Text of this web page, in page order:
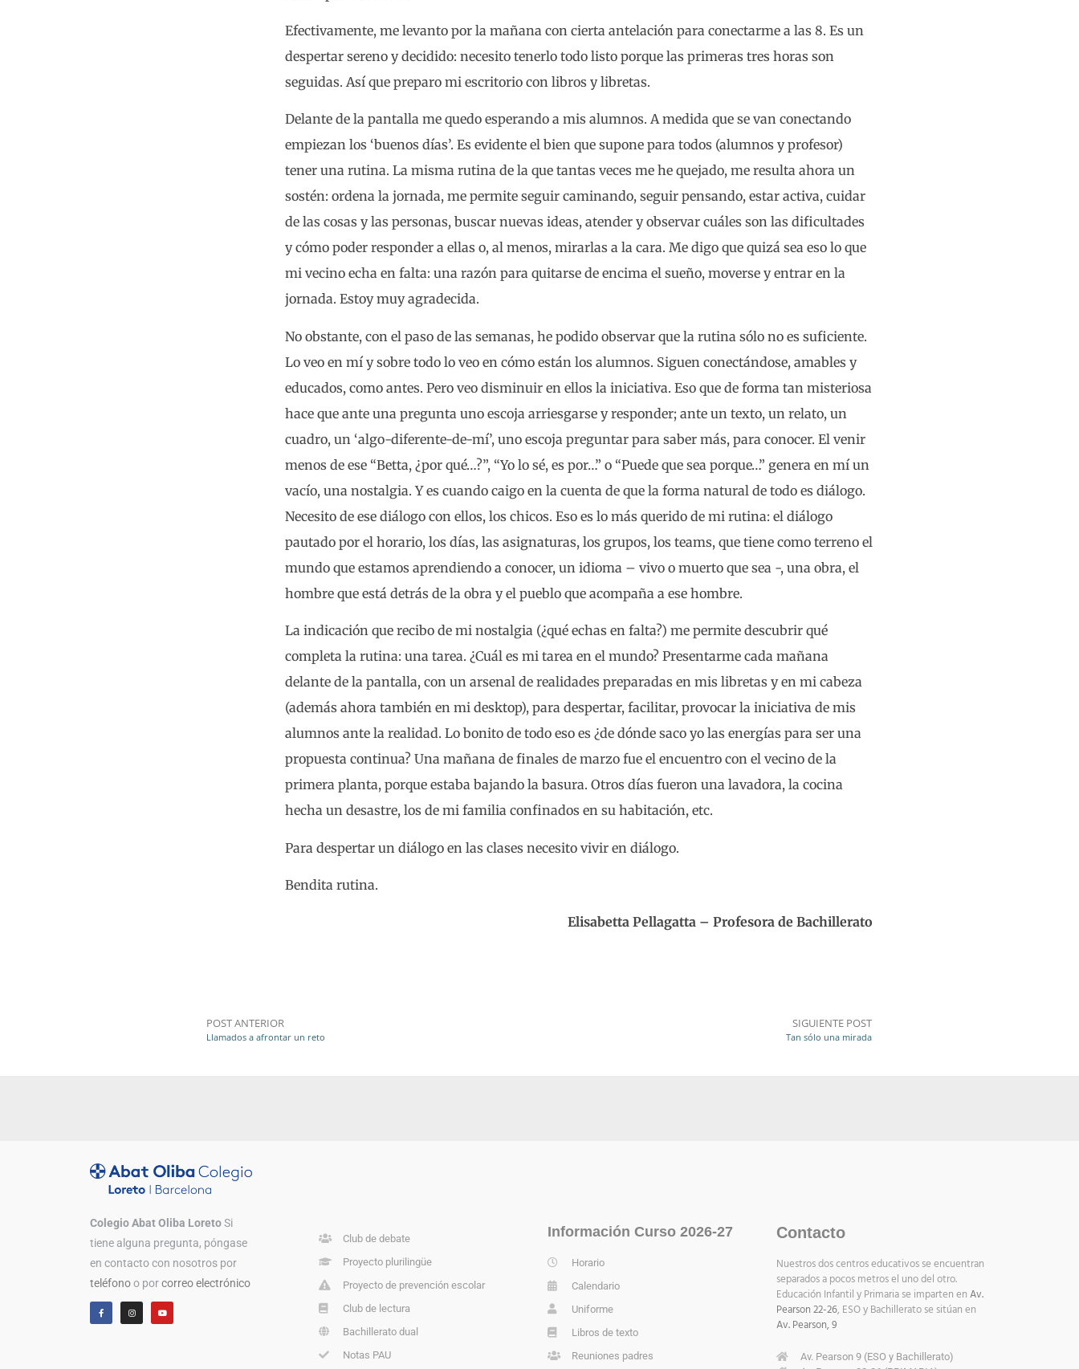
Efectivamente, me levanto por la mañana con cierta antelación para conectarme a las 8. Es un
despertar sereno y decidido: necesito tenerlo todo listo porque las primeras tres horas son
seguidas. Así que preparo mi escritorio con libros y libretas.
Delante de la pantalla me quedo esperando a mis alumnos. A medida que se van conectando
empiezan los ‘buenos días’. Es evidente el bien que supone para todos (alumnos y profesor)
tener una rutina. La misma rutina de la que tantas veces me he quejado, me resulta ahora un
sostén: ordena la jornada, me permite seguir caminando, seguir pensando, estar activa, cuidar
de las cosas y las personas, buscar nuevas ideas, atender y observar cuáles son las dificultades
y cómo poder responder a ellas o, al menos, mirarlas a la cara. Me digo que quizá sea eso lo que
mi vecino echa en falta: una razón para quitarse de encima el sueño, moverse y entrar en la
jornada. Estoy muy agradecida.
No obstante, con el paso de las semanas, he podido observar que la rutina sólo no es suficiente.
Lo veo en mí y sobre todo lo veo en cómo están los alumnos. Siguen conectándose, amables y
educados, como antes. Pero veo disminuir en ellos la iniciativa. Eso que de forma tan misteriosa
hace que ante una pregunta uno escoja arriesgarse y responder; ante un texto, un relato, un
cuadro, un ‘algo-diferente-de-mí’, uno escoja preguntar para saber más, para conocer. El venir
menos de ese “Betta, ¿por qué…?”, “Yo lo sé, es por…” o “Puede que sea porque…” genera en mí un
vacío, una nostalgia. Y es cuando caigo en la cuenta de que la forma natural de todo es diálogo.
Necesito de ese diálogo con ellos, los chicos. Eso es lo más querido de mi rutina: el diálogo
pautado por el horario, los días, las asignaturas, los grupos, los teams, que tiene como terreno el
mundo que estamos aprendiendo a conocer, un idioma – vivo o muerto que sea -, una obra, el
hombre que está detrás de la obra y el pueblo que acompaña a ese hombre.
La indicación que recibo de mi nostalgia (¿qué echas en falta?) me permite descubrir qué
completa la rutina: una tarea. ¿Cuál es mi tarea en el mundo? Presentarme cada mañana
delante de la pantalla, con un arsenal de realidades preparadas en mis libretas y en mi cabeza
(además ahora también en mi desktop), para despertar, facilitar, provocar la iniciativa de mis
alumnos ante la realidad. Lo bonito de todo eso es ¿de dónde saco yo las energías para ser una
propuesta continua? Una mañana de finales de marzo fue el encuentro con el vecino de la
primera planta, porque estaba bajando la basura. Otros días fueron una lavadora, la cocina
hecha un desastre, los de mi familia confinados en su habitación, etc.
Para despertar un diálogo en las clases necesito vivir en diálogo.
Bendita rutina.
Elisabetta Pellagatta – Profesora de Bachillerato
POST ANTERIOR
Llamados a afrontar un reto
SIGUIENTE POST
Tan sólo una mirada
Colegio Abat Oliba LoretoSi
tiene alguna pregunta, póngase
en contacto con nosotros por
teléfonoo porcorreo electrónico
Club de debate
Proyecto plurilingüe
Proyecto de prevención escolar
Club de lectura
Bachillerato dual
Notas PAU
Información Curso 2026-27
Horario
Calendario
Uniforme
Libros de texto
Reuniones padres
Contacto
Nuestros dos centros educativos se encuentran
separados a pocos metros el uno del otro.
Educación Infantil y Primaria se imparten enAv.
Pearson 22-26, ESO y Bachillerato se sitúan en
Av. Pearson, 9
Av. Pearson 9 (ESO y Bachillerato)